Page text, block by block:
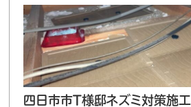
四日市市T様邸ネズミ対策施工